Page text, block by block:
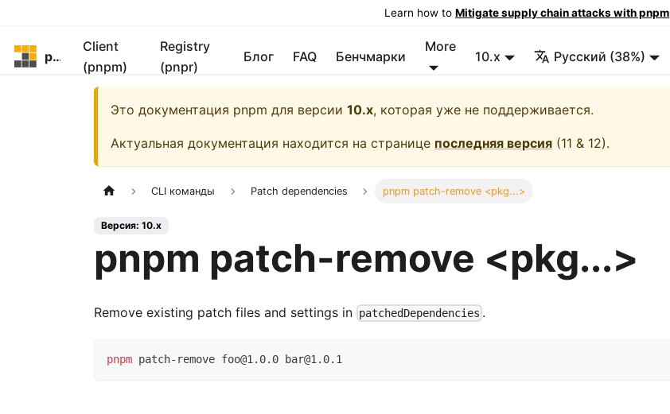
Learn how to Mitigate supply chain attacks with pnpm
pnpm
Client
(pnpm)
Registry
(pnpr)
Блог FAQ Бенчмарки
More
10.x Русский (38%)
Это документация pnpm для версии 10.x, которая уже не поддерживается.
Актуальная документация находится на странице последняя версия (11 & 12).
CLI команды Patch dependencies pnpm patch-remove <pkg...>
Версия: 10.x
pnpm patch-remove <pkg...>
Remove existing patch files and settings in patchedDependencies .
pnpm patch-remove foo@1.0.0 bar@1.0.1